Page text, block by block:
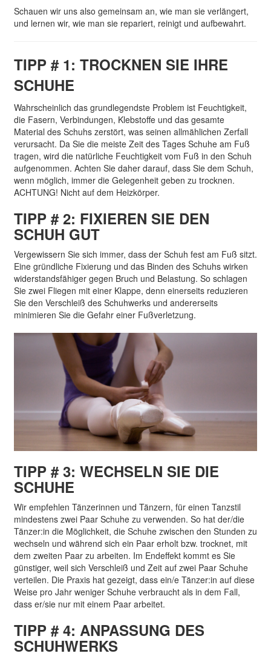
Schauen wir uns also gemeinsam an, wie man sie verlängert,
und lernen wir, wie man sie repariert, reinigt und aufbewahrt.
TIPP # 1: TROCKNEN SIE IHRE
SCHUHE
Wahrscheinlich das grundlegendste Problem ist Feuchtigkeit,
die Fasern, Verbindungen, Klebstoffe und das gesamte
Material des Schuhs zerstört, was seinen allmählichen Zerfall
verursacht. Da Sie die meiste Zeit des Tages Schuhe am Fuß
tragen, wird die natürliche Feuchtigkeit vom Fuß in den Schuh
aufgenommen. Achten Sie daher darauf, dass Sie dem Schuh,
wenn möglich, immer die Gelegenheit geben zu trocknen.
ACHTUNG! Nicht auf dem Heizkörper.
TIPP # 2: FIXIEREN SIE DEN
SCHUH GUT
Vergewissern Sie sich immer, dass der Schuh fest am Fuß sitzt.
Eine gründliche Fixierung und das Binden des Schuhs wirken
widerstandsfähiger gegen Bruch und Belastung. So schlagen
Sie zwei Fliegen mit einer Klappe, denn einerseits reduzieren
Sie den Verschleiß des Schuhwerks und andererseits
minimieren Sie die Gefahr einer Fußverletzung.
TIPP # 3: WECHSELN SIE DIE
SCHUHE
Wir empfehlen Tänzerinnen und Tänzern, für einen Tanzstil
mindestens zwei Paar Schuhe zu verwenden. So hat der/die
Tänzer:in die Möglichkeit, die Schuhe zwischen den Stunden zu
wechseln und während sich ein Paar erholt bzw. trocknet, mit
dem zweiten Paar zu arbeiten. Im Endeffekt kommt es Sie
günstiger, weil sich Verschleiß und Zeit auf zwei Paar Schuhe
verteilen. Die Praxis hat gezeigt, dass ein/e Tänzer:in auf diese
Weise pro Jahr weniger Schuhe verbraucht als in dem Fall,
dass er/sie nur mit einem Paar arbeitet.
TIPP # 4: ANPASSUNG DES
SCHUHWERKS